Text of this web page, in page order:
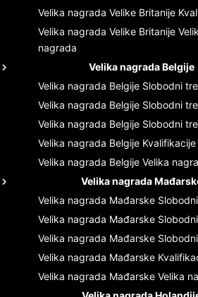
Velika nagrada Velike Britanije
Velika nagrada Velike Britanije
nagrada
Velika nagrada Belgije
Velika nagrada Belgije Slobodni
Velika nagrada Belgije Slobodni
Velika nagrada Belgije Slobodni
Velika nagrada Belgije Kvalifikacije
Velika nagrada Belgije Velika
Velika nagrada
Velika nagrada Mađarske
Velika nagrada Mađarske
Velika nagrada Mađarske
Velika nagrada Mađarske
Velika nagrada Mađarske Velika